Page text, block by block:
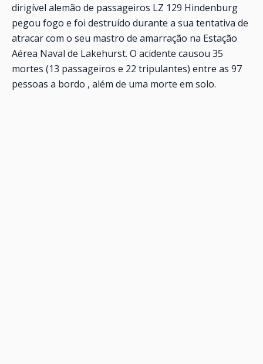
dirigível alemão de passageiros LZ 129 Hindenburg
pegou fogo e foi destruído durante a sua tentativa de
atracar com o seu mastro de amarração na Estação
Aérea Naval de Lakehurst. O acidente causou 35
mortes (13 passageiros e 22 tripulantes) entre as 97
pessoas a bordo , além de uma morte em solo.